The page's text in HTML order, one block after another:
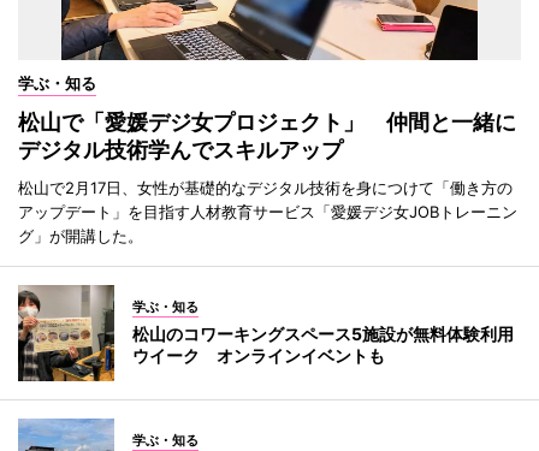
学ぶ・知る
松山で「愛媛デジ女プロジェクト」 仲間と一緒に
デジタル技術学んでスキルアップ
松山で2月17日、女性が基礎的なデジタル技術を身につけて「働き方の
アップデート」を目指す人材教育サービス「愛媛デジ女JOBトレーニン
グ」が開講した。
学ぶ・知る
松山のコワーキングスペース5施設が無料体験利用
ウイーク オンラインイベントも
学ぶ・知る